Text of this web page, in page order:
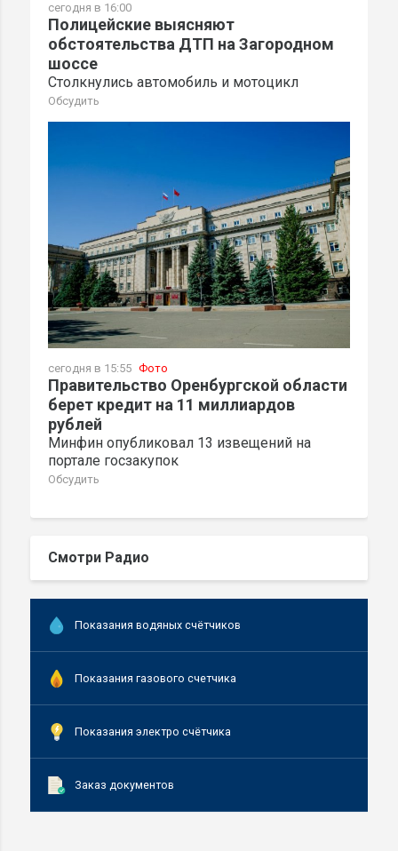
сегодня в 16:00
Полицейские выясняют
обстоятельства ДТП на Загородном
шоссе
Столкнулись автомобиль и мотоцикл
Обсудить
сегодня в 15:55 Фото
Правительство Оренбургской области
берет кредит на 11 миллиардов
рублей
Минфин опубликовал 13 извещений на
портале госзакупок
Обсудить
Смотри Радио
Показания водяных счётчиков
Показания газового счетчика
Показания электро счётчика
Заказ документов